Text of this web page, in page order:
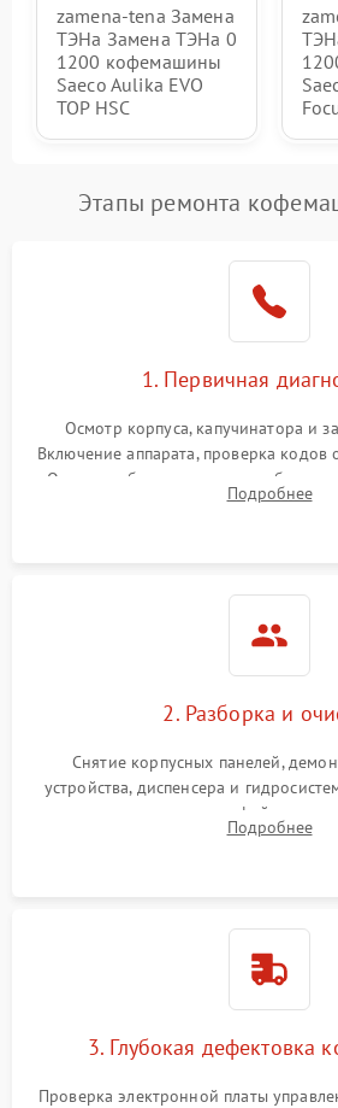
zamena-tena Замена
ТЭНа Замена ТЭНа 0
1200 кофемашины
Saeco Aulika EVO
TOP HSC
Этапы ремонта
1. Первичная
Осмотр корпуса, капучинатора и
Включение аппарата, проверка
Оценка работы помпы, термоблока и
Измерение температуры и давления
Подробнее
2. Разборка и
Снятие корпусных панелей,
устройства, диспенсера и
внутренних узлов от кофейных
Промывка дренажных каналов и
Подробнее
3. Глубокая дефектовка
Проверка электронной платы